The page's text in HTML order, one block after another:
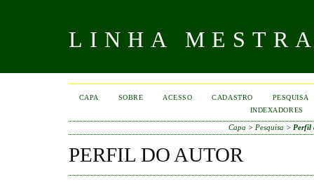
LINHA
CAPA SOBRE ACESSO CADASTRO
PESQUISA
INDEXADORES
Capa > Pesquisa > Perfil
PERFIL DO AUTOR